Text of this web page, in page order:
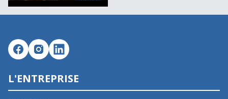
L'ENTREPRISE